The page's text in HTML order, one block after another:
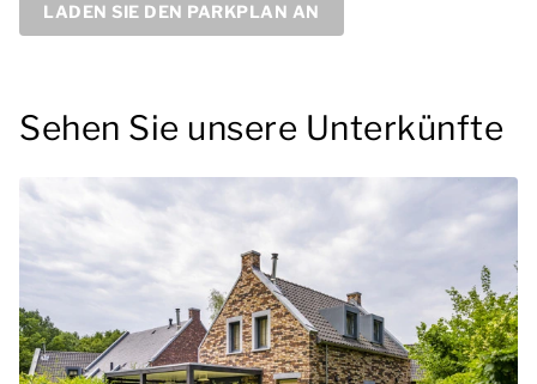
LADEN SIE DEN PARKPLAN AN
Sehen Sie unsere Unterkünfte